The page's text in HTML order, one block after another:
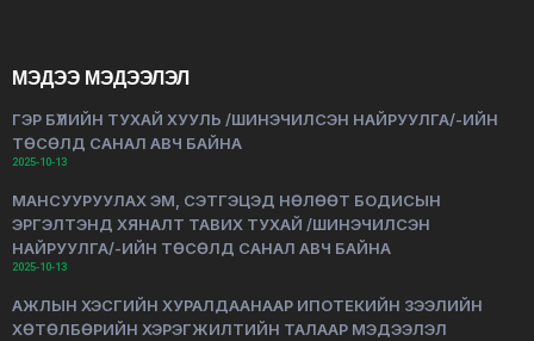
МЭДЭЭ МЭДЭЭЛЭЛ
ГЭР БҮЛИЙН ТУХАЙ ХУУЛЬ /ШИНЭЧИЛСЭН НАЙРУУЛГА/-ИЙН
ТӨСӨЛД САНАЛ АВЧ БАЙНА
2025-10-13
МАНСУУРУУЛАХ ЭМ, СЭТГЭЦЭД НӨЛӨӨТ БОДИСЫН
ЭРГЭЛТЭНД ХЯНАЛТ ТАВИХ ТУХАЙ /ШИНЭЧИЛСЭН
НАЙРУУЛГА/-ИЙН ТӨСӨЛД САНАЛ АВЧ БАЙНА
2025-10-13
АЖЛЫН ХЭСГИЙН ХУРАЛДААНААР ИПОТЕКИЙН ЗЭЭЛИЙН
ХӨТӨЛБӨРИЙН ХЭРЭГЖИЛТИЙН ТАЛААР МЭДЭЭЛЭЛ